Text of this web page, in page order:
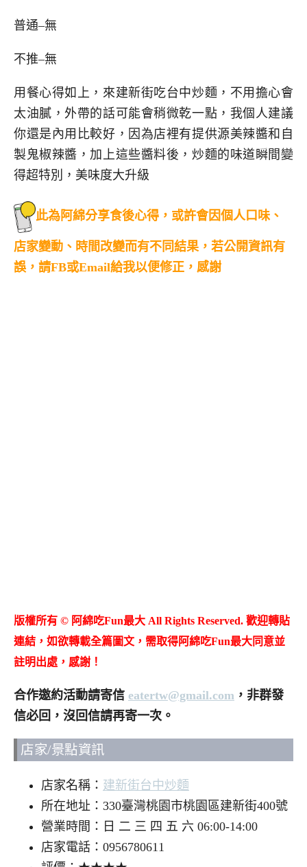
普通–無
不推–無
用餐心得如上，來建新街吃台中炒麵，不用擔心會
太油膩，外帶的話可能會稍微乾一點，我個人建議
你還是內用比較好，因為店裡有提供源美辣醬和自
製鬼椒辣醬，加上這些醬料後，炒麵的味道瞬間變
得超特別，美味度大升級
此為阿綿分享食後心得，或許會因個人口味、
店家變動、時間改變而有不同結果，若公開資訊有
誤，請FB或Email給我以便修正，感謝
版權所有 © 阿綿吃Fun最大 All Rights Reserved. 歡迎轉貼
連結，如欲轉載全篇圖文，需取得阿綿吃Fun最大同意並
註明出處，感謝！
合作邀約活動請寄信 eatertw@gmail.com ，非群發
信必回，沒回信請再寄一次。
店家/景點資訊
店家名稱： 建新街台中炒麵
所在地址：330臺灣桃園市桃園區建新街400號
營業時間：日 二 三 四 五 六 06:00-14:00
店家電話：0956780611